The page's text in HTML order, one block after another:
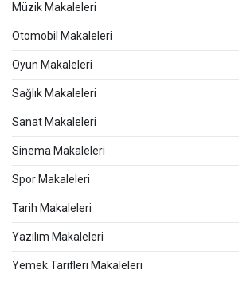
Müzik Makaleleri
Otomobil Makaleleri
Oyun Makaleleri
Sağlık Makaleleri
Sanat Makaleleri
Sinema Makaleleri
Spor Makaleleri
Tarih Makaleleri
Yazılım Makaleleri
Yemek Tarifleri Makaleleri